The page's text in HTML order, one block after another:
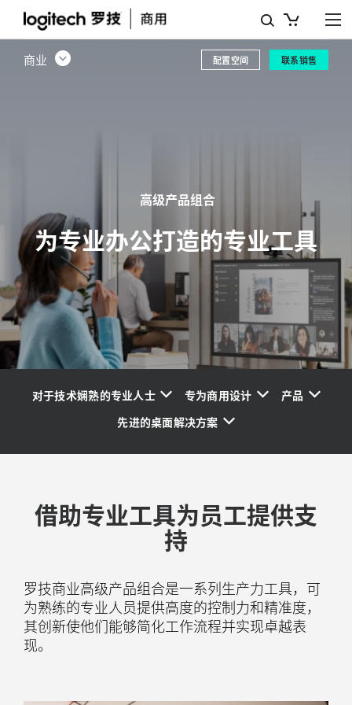
高
级
罗
技
商
业
商业 联系销售
配置空间
高级产品组合
为专业办公打造的专业工具
对于技术娴熟的专业人士 专为商用设计
产品
先进的桌面解决方案
借助专业工具为员工提供支
持
罗技商业高级产品组合是一系列生产力工具，可
为熟练的专业人员提供高度的控制力和精准度，
其创新使他们能够简化工作流程并实现卓越表
现。